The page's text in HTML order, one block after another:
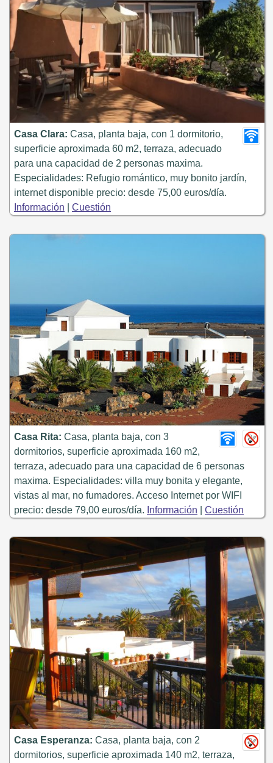
Casa Clara: Casa, planta baja, con 1 dormitorio,
superficie aproximada 60 m2, terraza, adecuado
para una capacidad de 2 personas maxima.
Especialidades: Refugio romántico, muy bonito jardín,
internet disponible precio: desde 75,00 euros/día.
Información
Cuestión
Casa Rita: Casa, planta baja, con 3
dormitorios, superficie aproximada 160 m2,
terraza, adecuado para una capacidad de 6 personas
maxima. Especialidades: villa muy bonita y elegante,
vistas al mar, no fumadores. Acceso Internet por WIFI
precio: desde 79,00 euros/día. Información Cuestión
Casa Esperanza: Casa, planta baja, con 2
dormitorios, superficie aproximada 140 m2, terraza,